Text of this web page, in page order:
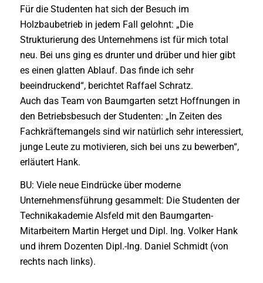
Für die Studenten hat sich der Besuch im
Holzbaubetrieb in jedem Fall gelohnt: „Die
Strukturierung des Unternehmens ist für mich total
neu. Bei uns ging es drunter und drüber und hier gibt
es einen glatten Ablauf. Das finde ich sehr
beeindruckend“, berichtet Raffael Schratz.
Auch das Team von Baumgarten setzt Hoffnungen in
den Betriebsbesuch der Studenten: „In Zeiten des
Fachkräftemangels sind wir natürlich sehr interessiert,
junge Leute zu motivieren, sich bei uns zu bewerben“,
erläutert Hank.
BU: Viele neue Eindrücke über moderne
Unternehmensführung gesammelt: Die Studenten der
Technikakademie Alsfeld mit den Baumgarten-
Mitarbeitern Martin Herget und Dipl. Ing. Volker Hank
und ihrem Dozenten Dipl.-Ing. Daniel Schmidt (von
rechts nach links).